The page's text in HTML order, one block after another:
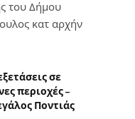
του Δήμου
κατ αρχήν
σε
περιοχές –
Ποντιάς